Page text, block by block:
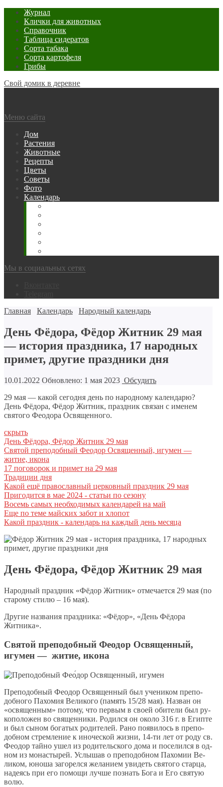
Журнал
Клички для животных
Справочник
Таблица сидератов
Сорта табака
Сорта картофеля
Грибы
Свой домик в деревне
Меню сайта
Дом
Растения
Животные
Рецепты
Цветы
Советы
Фото
Календарь
Мы в социальных сетях
Главная
Календарь Народный календарь
День Фёдора, Фёдор Житник 29 мая
— история праздника, 17 народных
примет, другие праздники дня
10.01.2022 Обновлено: 1 мая 2023 Обсудить
29 мая — какой сегодня день по народному календарю?
День Фёдора, Фёдор Житник, праздник связан с именем
святого Феодора Освященного.
скрыть
День Фёдора, Фёдор Житник 29 мая
Святой преподобный Феодор Освященный, игумен —
житие, икона
17 поговорок и примет на 29 мая
Традиции дня
Какой ещё православный церковный праздник 29 мая
Пригодится в мае 2024 - статьи по сезону
Восемь самых необходимых календарей на май
Еще по теме майских забот и хлопот
Какой праздник - календарь на каждый день месяца
День Фёдора, Фёдор Житник 29 мая
Народный праздник «Фёдор Житник» отмечается 29 мая (по
старому стилю – 16 мая).
Другие названия праздника: «Фёдор», «День Фёдора
Житника».
Святой преподобный Феодор Освященный,
игумен — житие, икона
Пре­по­доб­ный Фе­о­дор Освя­щен­ный был уче­ни­ком пре­по­
доб­но­го Па­хо­мия Ве­ли­ко­го (па­мять 15/28 мая). На­зван он
«освя­щен­ным» по­то­му, что пер­вым в сво­ей оби­те­ли был ру­
ко­по­ло­жен во свя­щен­ни­ки. Ро­дил­ся он око­ло 316 г. в Егип­те
и был сы­ном бо­га­тых ро­ди­те­лей. Ра­но по­яви­лось в пре­по­
доб­ном стрем­ле­ние к ино­че­ской жиз­ни, 14-ти лет от ро­ду св.
Фе­о­дор тай­но ушел из ро­ди­тель­ско­го до­ма и по­се­лил­ся в од­
ном из мо­на­сты­рей. Услы­шав о пре­по­доб­ном Па­хо­мии Ве­
ли­ком, юно­ша за­го­рел­ся же­ла­ни­ем уви­деть свя­то­го стар­ца,
на­де­ясь при его по­мо­щи луч­ше по­знать Бо­га и Его свя­тую
во­лю.